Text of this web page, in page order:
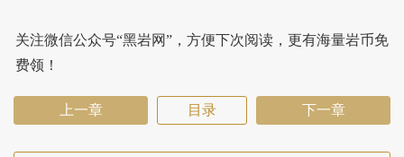
关注微信公众号“黑岩网”，方便下次阅读，更有海量岩币免
费领！
上一章 目录 下一章